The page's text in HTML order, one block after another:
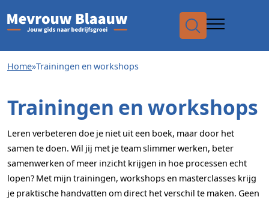
Home»Trainingen en workshops
Trainingen en workshops
Leren verbeteren doe je niet uit een boek, maar door het
samen te doen. Wil jij met je team slimmer werken, beter
samenwerken of meer inzicht krijgen in hoe processen echt
lopen? Met mijn trainingen, workshops en masterclasses krijg
je praktische handvatten om direct het verschil te maken. Geen